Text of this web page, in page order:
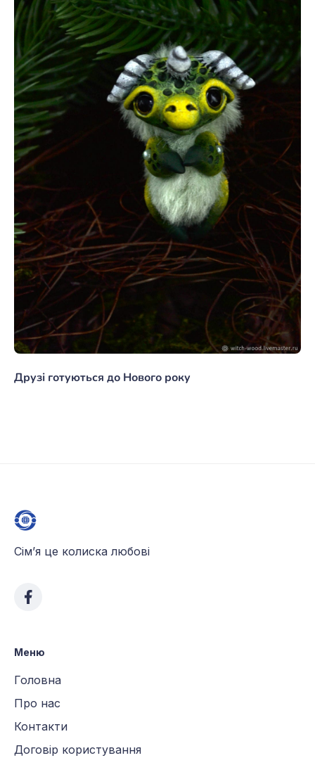
Друзі готуються до Нового року
Сім’я це колиска любові
Меню
Головна
Про нас
Контакти
Договір користування